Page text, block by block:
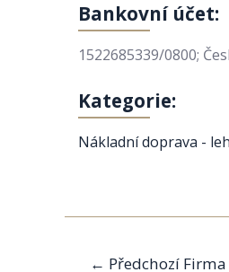
Bankovní účet:
1522685339/0800;
Kategorie:
Nákladní doprava -
← Předchozí Firma